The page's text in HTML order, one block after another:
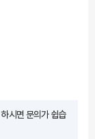
하시면 문의가 쉽습